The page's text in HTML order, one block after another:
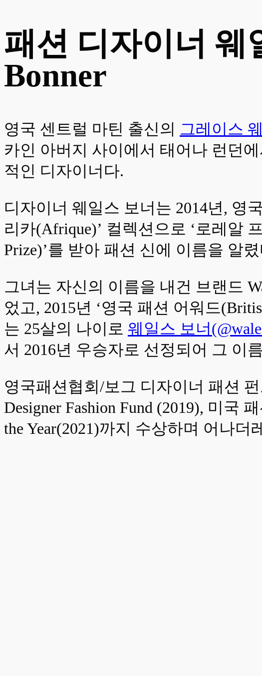
패션 디자이너 웨
Bonner
영국 센트럴 마틴 출신의 그레이스
카인 아버지 사이에서 태어나 런던
적인 디자이너다.
디자이너 웨일스 보너는 2014년, 영
리카(Afrique)’ 컬렉션으로 ‘로레알
Prize)’를 받아 패션 신에 이름을 알
그녀는 자신의 이름을 내건 브랜드
었고, 2015년 ‘영국 패션 어워드
는 25살의 나이로 웨일스 보너
서 2016년 우승자로 선정되어 그 이
영국패션협회/보그 디자이너 패션 펀
Designer Fashion Fund (2019), 미국
the Year(2021)까지 수상하며 어나